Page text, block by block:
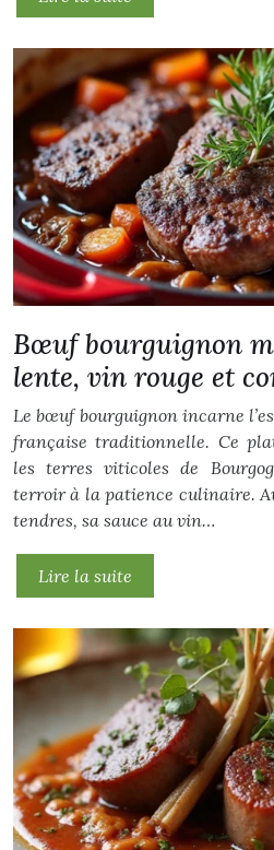
Bœuf bourguignon
lente, vin rouge et
Le bœuf bourguignon incarne
française traditionnelle. Ce
les terres viticoles de
terroir à la patience culinaire.
tendres, sa sauce au vin…
Lire la suite